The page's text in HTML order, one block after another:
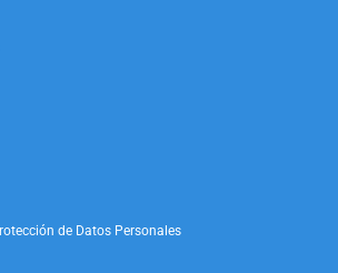
de Datos Personales